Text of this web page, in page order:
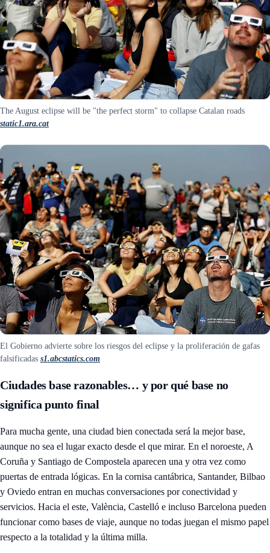
The August eclipse will be "the perfect storm" to collapse Catalan roads
static1.ara.cat
El Gobierno advierte sobre los riesgos del eclipse y la proliferación de gafas
falsificadas s1.abcstatics.com
Ciudades base razonables… y por qué base no
significa punto final
Para mucha gente, una ciudad bien conectada será la mejor base,
aunque no sea el lugar exacto desde el que mirar. En el noroeste, A
Coruña y Santiago de Compostela aparecen una y otra vez como
puertas de entrada lógicas. En la cornisa cantábrica, Santander, Bilbao
y Oviedo entran en muchas conversaciones por conectividad y
servicios. Hacia el este, València, Castelló e incluso Barcelona pueden
funcionar como bases de viaje, aunque no todas juegan el mismo papel
respecto a la totalidad y la última milla.